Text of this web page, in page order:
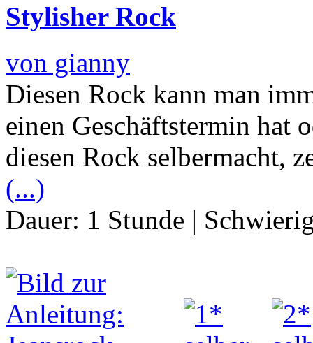
Stylisher Rock
von gianny
Diesen Rock kann man
einen Geschäftstermin hat
diesen Rock selbermacht,
(...)
Dauer: 1 Stunde |